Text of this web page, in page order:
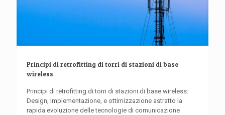
Principi di retrofitting di torri di stazioni di base
wireless
Principi di retrofitting di torri di stazioni di base wireless:
Design, Implementazione, e ottimizzazione astratto la
rapida evoluzione delle tecnologie di comunicazione